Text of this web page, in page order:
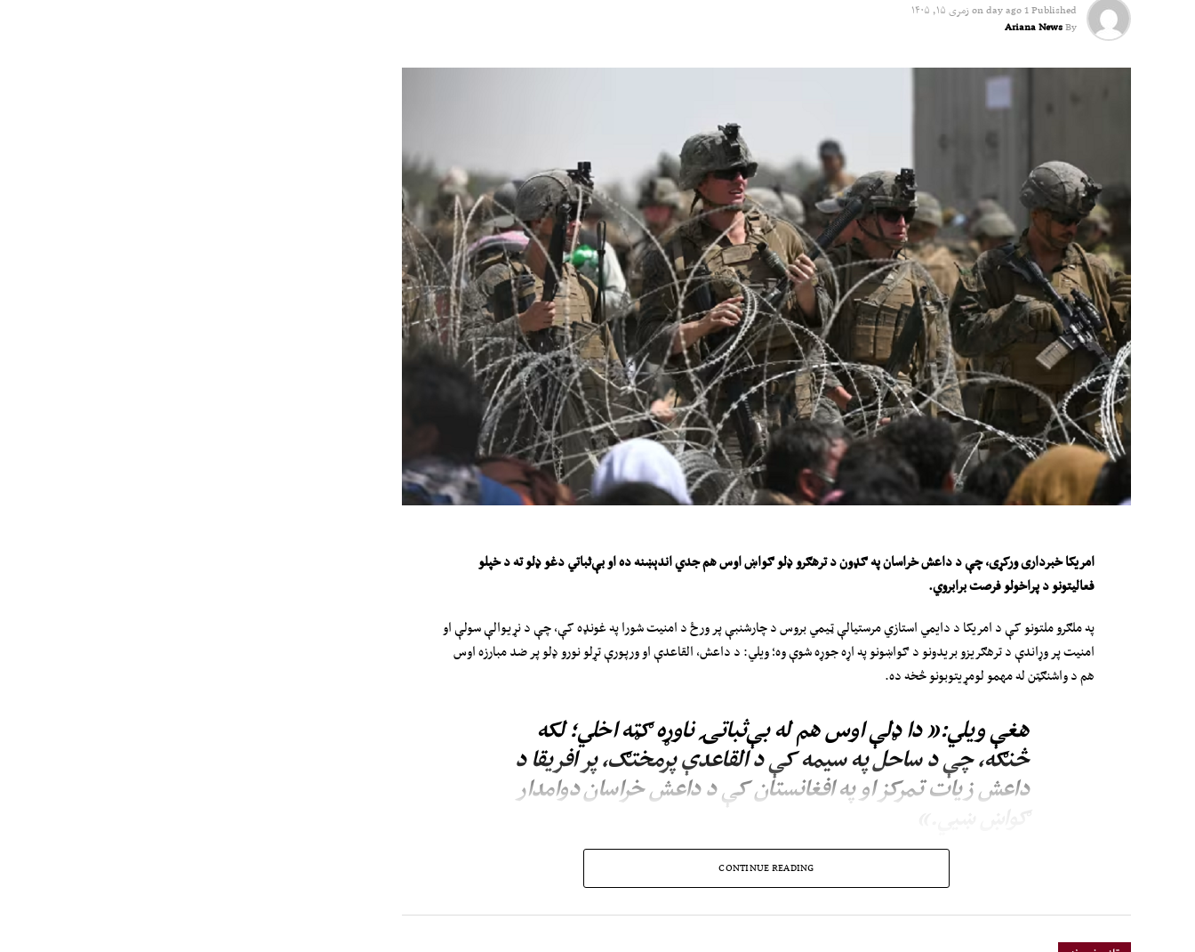
Published
1 day ago
onزمری ۱۵, ۱۴۰۵
By
Ariana News
امریکاخبرداری ورکړی، چې د داعش خراسان په ګډون د ترهګرو ډلو ګواښ اوسهم جدي اندېښنه ده او بې‌ثباتي دغو ډلو ته د خپلو
فعالیتونو د پراخولو فرصت برابروي.
په ملګرو ملتونو کې د امریکا د دایمي استازي مرستیالې ټیمي بروس د چارشنبې پر ورځ د امنیت شورا په غونډه کې، چې د نړیوالې سولې او
امنیت پر وړاندې د ترهګریزو بریدونو د ګواښونو په اړه جوړه شوې وه؛ ویلي: د داعش، القاعدې او ورپورې تړلو نورو ډلو پر ضد مبارزه اوس
هم د واشنګټن له مهمو لومړیتوبونو څخه ده.
هغې ویلي:« دا ډلې اوس هم له بې‌ثباتۍ ناوړه ګټه اخلي؛ لکه
څنګه، چې د ساحل په سیمه کې د القاعدې پرمختګ، پر افریقا د
داعش زیات تمرکز او په افغانستان کې د داعش خراسان دوامدار
دا څرګندونې داسې مهال کیږي، چې اسلامي امارت څو ځله په افغانستان کې د ترهګرو ډلو د فعالیت په اړه ادعاوې رد کړي او ټینګار کوي،
چې د افغانستان له خاورې به د بل هیڅ هېواد د امنیت پر ضد د کار اخیستو اجازه ورنه‌کړي.
CONTINUE READING